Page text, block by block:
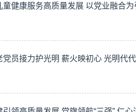
健康服务高质量发展 以党业融合
员接力护光明 薪火映初心 光明代